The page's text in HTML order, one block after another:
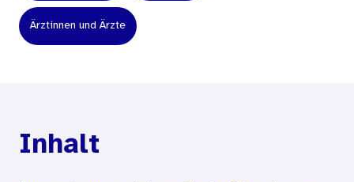
Ärztinnen und Ärzte
Inhalt